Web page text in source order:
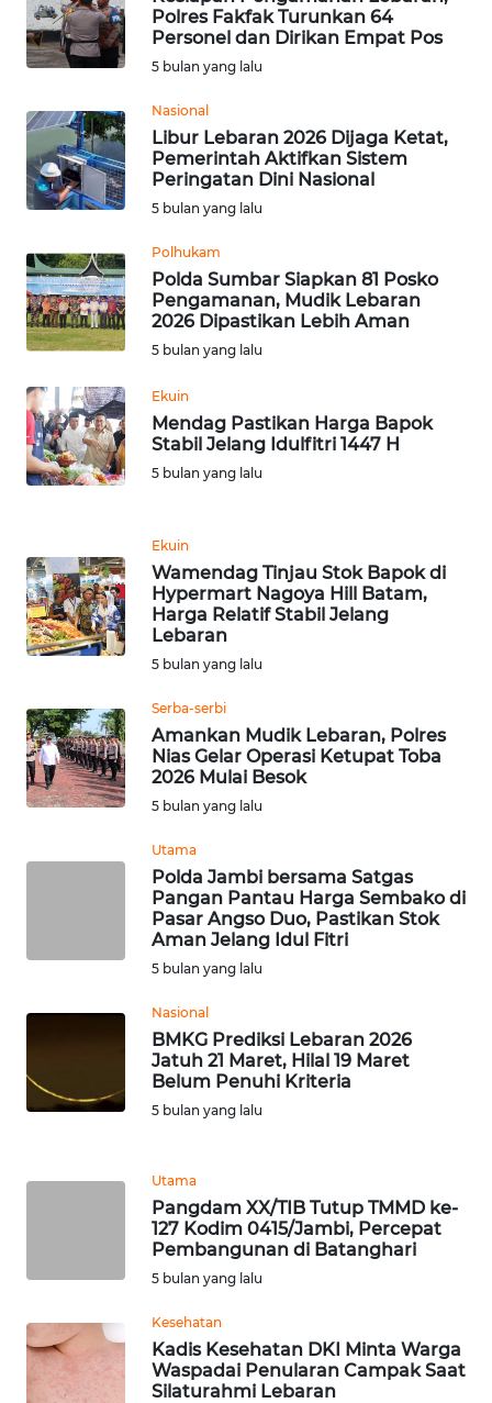
Polres Fakfak Turunkan 64
Personel dan Dirikan Empat Pos
5 bulan yang lalu
Nasional
Libur Lebaran 2026 Dijaga Ketat,
Pemerintah Aktifkan Sistem
Peringatan Dini Nasional
5 bulan yang lalu
Polhukam
Polda Sumbar Siapkan 81 Posko
Pengamanan, Mudik Lebaran
2026 Dipastikan Lebih Aman
5 bulan yang lalu
Ekuin
Mendag Pastikan Harga Bapok
Stabil Jelang Idulfitri 1447 H
5 bulan yang lalu
Ekuin
Wamendag Tinjau Stok Bapok di
Hypermart Nagoya Hill Batam,
Harga Relatif Stabil Jelang
Lebaran
5 bulan yang lalu
Serba-serbi
Amankan Mudik Lebaran, Polres
Nias Gelar Operasi Ketupat Toba
2026 Mulai Besok
5 bulan yang lalu
Utama
Polda Jambi bersama Satgas
Pangan Pantau Harga Sembako di
Pasar Angso Duo, Pastikan Stok
Aman Jelang Idul Fitri
5 bulan yang lalu
Nasional
BMKG Prediksi Lebaran 2026
Jatuh 21 Maret, Hilal 19 Maret
Belum Penuhi Kriteria
5 bulan yang lalu
Utama
Pangdam XX/TIB Tutup TMMD ke-
127 Kodim 0415/Jambi, Percepat
Pembangunan di Batanghari
5 bulan yang lalu
Kesehatan
Kadis Kesehatan DKI Minta Warga
Waspadai Penularan Campak Saat
Silaturahmi Lebaran
WN
KALTARA
WN
KALSEL
WN
WN
SULSEL
GORONTALO
WN
SULUT
MALUKU
WN
MALUT
DAIRI
WN
DANAU
WN
SELATAN
WN
SIMALUNGUN